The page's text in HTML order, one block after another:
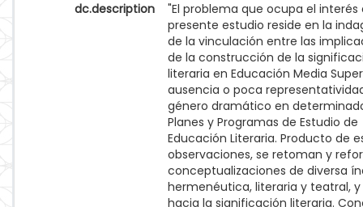
dc.description
"El problema que ocupa el interés
presente estudio reside en la
de la vinculación entre las
de la construcción de la
literaria en Educación Media
ausencia o poca
género dramático en
Planes y Programas de Estudio de
Educación Literaria. Producto de
observaciones, se retoman y
conceptualizaciones de diversa
hermenéutica, literaria y teatral, y
hacia la significación literaria.